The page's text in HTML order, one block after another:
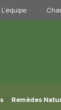
L’équipe
Remèdes